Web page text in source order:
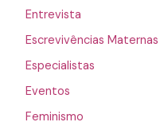
Entrevista
Escrevivências Maternas
Especialistas
Eventos
Feminismo